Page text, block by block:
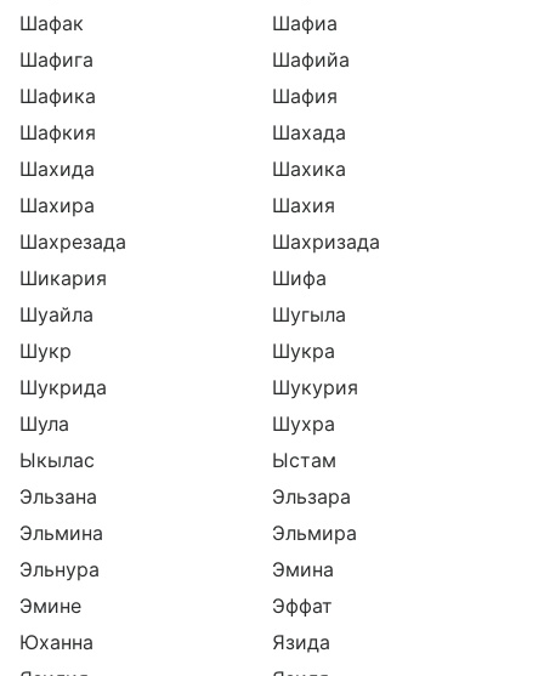
Шафак
Шафиа
Шафига
Шафийа
Шафика
Шафия
Шафкия
Шахада
Шахида
Шахика
Шахира
Шахия
Шахрезада
Шахризада
Шикария
Шифа
Шуайла
Шугыла
Шукр
Шукра
Шукрида
Шукурия
Шула
Шухра
Ыкылас
Ыстам
Эльзана
Эльзара
Эльмина
Эльмира
Эльнура
Эмина
Эмине
Эффат
Юханна
Язида